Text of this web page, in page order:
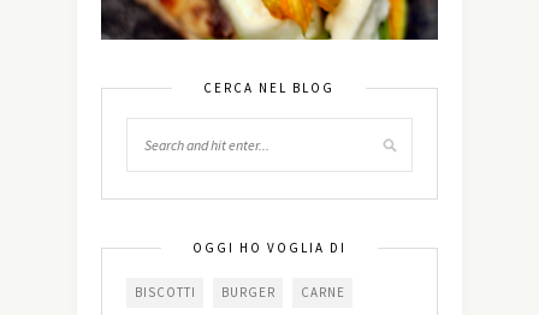
CERCA NEL BLOG
OGGI HO VOGLIA DI
BISCOTTI BURGER CARNE